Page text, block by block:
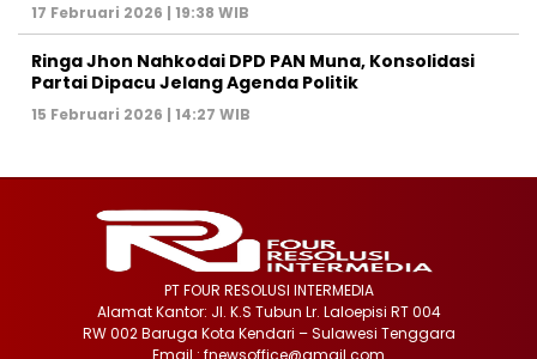
17 Februari 2026 | 19:38 WIB
Ringa Jhon Nahkodai DPD PAN Muna, Konsolidasi
Partai Dipacu Jelang Agenda Politik
15 Februari 2026 | 14:27 WIB
PT FOUR RESOLUSI INTERMEDIA
Alamat Kantor: Jl. K.S Tubun Lr. Laloepisi RT 004
RW 002 Baruga Kota Kendari – Sulawesi Tenggara
Email : fnewsoffice@gmail.com